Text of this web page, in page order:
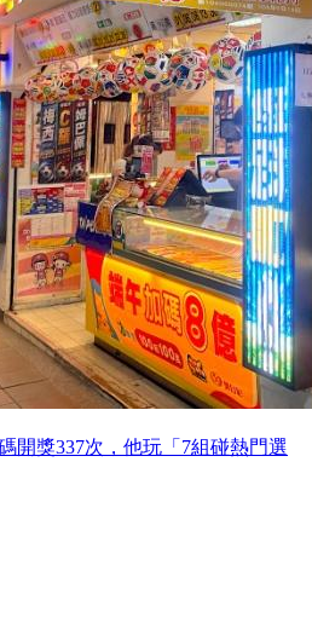
開獎337次，他玩「7組碰熱門選